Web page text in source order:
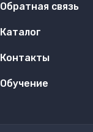
Обратная связь
Каталог
Контакты
Обучение